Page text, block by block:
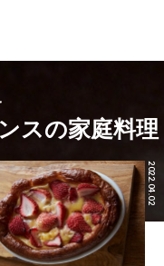
スの家庭料理
2022.04.02